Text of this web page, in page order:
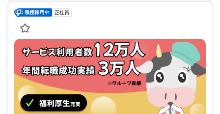
正社員